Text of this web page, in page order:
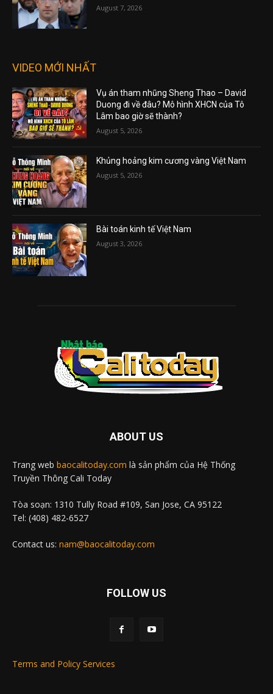
August 7, 2026
VIDEO MỚI NHẤT
Vụ án tham nhũng Sheng Thao – David
Duong đi về đâu? Mô hình XHCN của Tô
Lâm bao giờ sẽ thành?
August 5, 2026
Khủng hoảng kim cương vàng Việt Nam
August 5, 2026
Bài toán kinh tế Việt Nam
August 3, 2026
ABOUT US
Trang web baocalitoday.com là sản phẩm của Hệ Thống
Truyền Thông Cali Today
Tòa soạn: 1310 Tully Road #109, San Jose, CA 95122
Tel: (408) 482-6527
Contact us: nam@baocalitoday.com
FOLLOW US
Terms and Policy Services